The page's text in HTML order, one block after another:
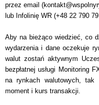
przez email (
lub Infolinię WR (+48 22 790 79
Aby na bieżąco wiedzieć, co
wydarzenia i dane oczekuje
walut zostań aktywnym
bezpłatnej usługi Monitoring
na rynkach walutowych,
moment i kurs transakcji.